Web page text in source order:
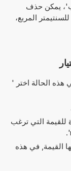
يمكن حذف
و'^3'. بالنسبة للسنتيمتر المربع،
هذه الحالة اختر '
للقيمة التي ترغب
'.
القيمة, في هذه